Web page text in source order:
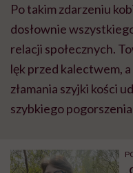
Po takim zdarzeniu
dosłownie
relacji społecznych.
lęk przed kalectwem,
złamania szyjki kości
szybkiego